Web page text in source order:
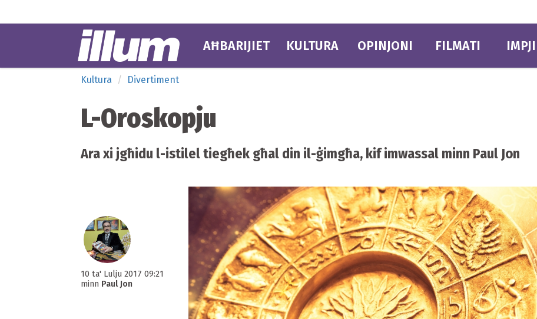
AĦBARIJIET KULTURA OPINJONI FILMATI
Kultura Divertiment
L-Oroskopju
Ara xi jgħidu l-istilel tiegħek għal din il-ġimgħa, kif imwassal minn Paul Jon
10 ta' Lulju 2017 09:21
minn Paul Jon